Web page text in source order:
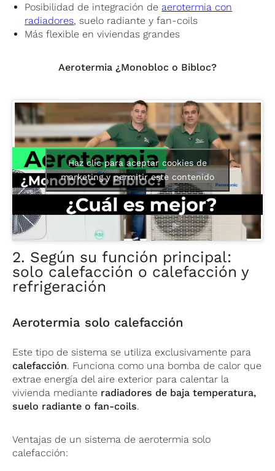
Posibilidad de integración de aerotermia con
radiadores, suelo radiante y fan-coils
Más flexible en viviendas grandes
Aerotermia ¿Monobloc o Bibloc?
Haz clic para aceptar cookies de
marketing y permitir este contenido
2. Según su función principal:
solo calefacción o calefacción y
refrigeración
Aerotermia solo calefacción
Este tipo de sistema se utiliza exclusivamente para
calefacción. Funciona como una bomba de calor que
extrae energía del aire exterior para calentar la
vivienda mediante radiadores de baja temperatura,
suelo radiante o fan-coils.
Ventajas de un sistema de aerotermia solo
calefacción: